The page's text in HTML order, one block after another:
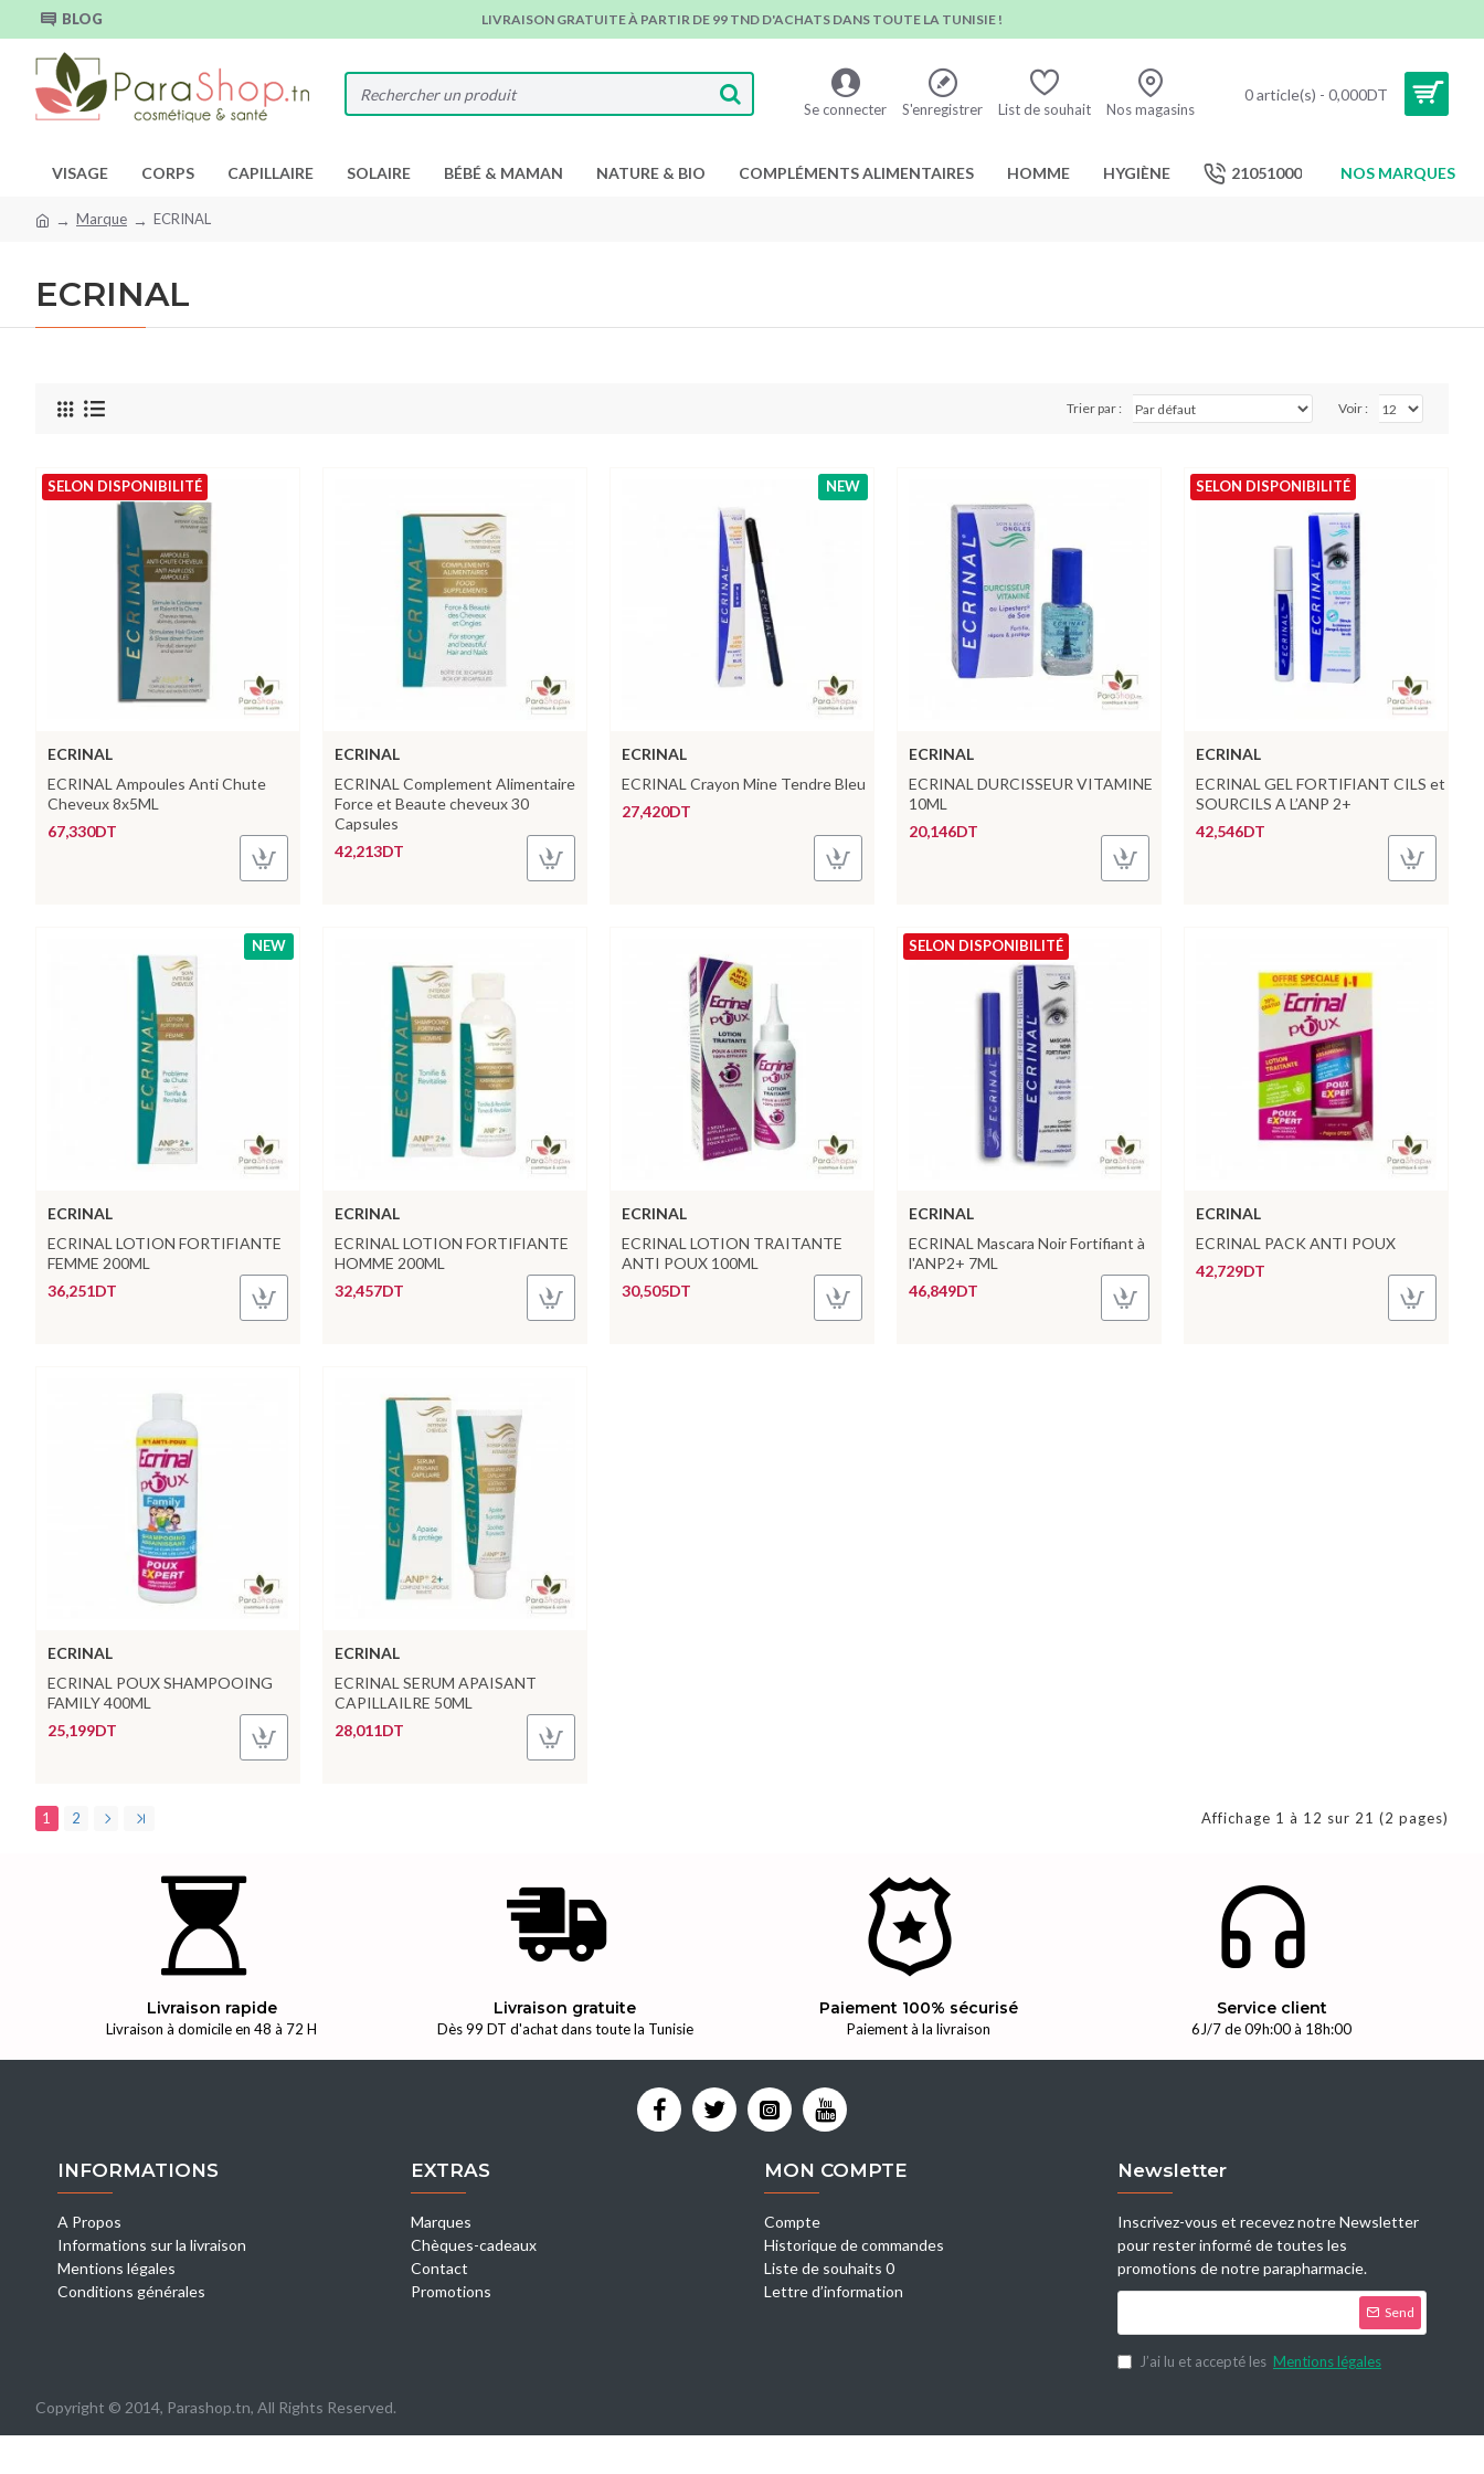
BLOG LIVRAISON GRATUITE À PARTIR DE 99 TND D'ACHATS DANS TOUTE LA TUNISIE !
Se connecter S'enregistrer List de souhait Nos magasins
0 article(s) - 0,000DT
VISAGE CORPS CAPILLAIRE SOLAIRE BÉBÉ & MAMAN NATURE & BIO COMPLÉMENTS ALIMENTAIRES HOMME HYGIÈNE 21051000 NOS MARQUES
Marque ECRINAL
ECRINAL
Trier par : Voir :
SELON DISPONIBILITÉ
ECRINAL
ECRINAL Ampoules Anti Chute
Cheveux 8x5ML
67,330DT
ECRINAL
ECRINAL Complement Alimentaire
Force et Beaute cheveux 30
Capsules
42,213DT
NEW
ECRINAL
ECRINAL Crayon Mine Tendre Bleu
27,420DT
ECRINAL
ECRINAL DURCISSEUR VITAMINE
10ML
20,146DT
SELON DISPONIBILITÉ
ECRINAL
ECRINAL GEL FORTIFIANT CILS et
SOURCILS A L’ANP 2+
42,546DT
NEW
ECRINAL
ECRINAL LOTION FORTIFIANTE
FEMME 200ML
36,251DT
ECRINAL
ECRINAL LOTION FORTIFIANTE
HOMME 200ML
32,457DT
ECRINAL
ECRINAL LOTION TRAITANTE
ANTI POUX 100ML
30,505DT
SELON DISPONIBILITÉ
ECRINAL
ECRINAL Mascara Noir Fortifiant à
l'ANP2+ 7ML
46,849DT
ECRINAL
ECRINAL PACK ANTI POUX
42,729DT
ECRINAL
ECRINAL POUX SHAMPOOING
FAMILY 400ML
25,199DT
ECRINAL
ECRINAL SERUM APAISANT
CAPILLAILRE 50ML
28,011DT
1 2 Affichage 1 à 12 sur 21 (2 pages)
Livraison rapide
Livraison à domicile en 48 à 72 H
Livraison gratuite
Dès 99 DT d'achat dans toute la Tunisie
Paiement 100% sécurisé
Paiement à la livraison
Service client
6J/7 de 09h:00 à 18h:00
INFORMATIONS
A Propos
Informations sur la livraison
Mentions légales
Conditions générales
EXTRAS
Marques
Chèques-cadeaux
Contact
Promotions
MON COMPTE
Compte
Historique de commandes
Liste de souhaits 0
Lettre d’information
Newsletter
Inscrivez-vous et recevez notre Newsletter
pour rester informé de toutes les
promotions de notre parapharmacie.
Send
J’ai lu et accepté les Mentions légales
Copyright © 2014, Parashop.tn, All Rights Reserved.